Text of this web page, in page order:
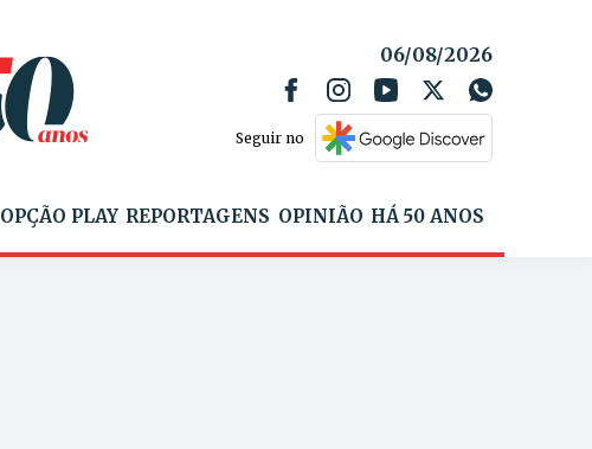
06/08/2026
Seguir no
OPÇÃO PLAY REPORTAGENS OPINIÃO HÁ 50 ANOS